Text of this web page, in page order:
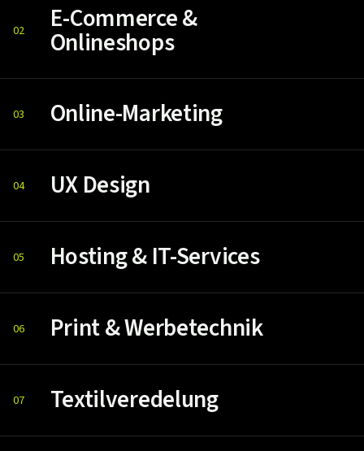
02 E-Commerce &
Onlineshops
03 Online-Marketing
04 UX Design
05 Hosting & IT-Services
06 Print & Werbetechnik
07 Textilveredelung